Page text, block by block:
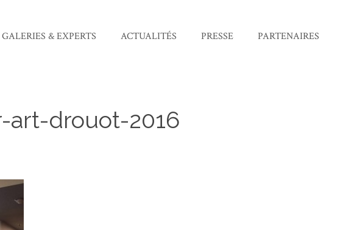
GALERIES & EXPERTS ACTUALITÉS PRESSE PARTENAIRES
art-drouot-2016